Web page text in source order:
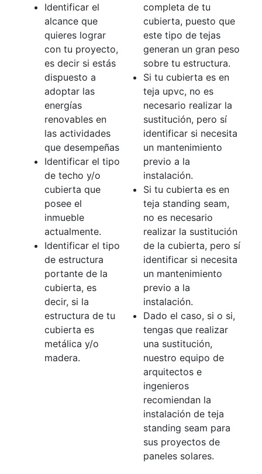
Identificar el
alcance que
quieres lograr
con tu proyecto,
es decir si estás
dispuesto a
adoptar las
energías
renovables en
las actividades
que desempeñas
Identificar el tipo
de techo y/o
cubierta que
posee el
inmueble
actualmente.
Identificar el tipo
de estructura
portante de la
cubierta, es
decir, si la
estructura de tu
cubierta es
metálica y/o
madera.
completa de tu
cubierta, puesto que
este tipo de tejas
generan un gran peso
sobre tu estructura.
Si tu cubierta es en
teja upvc, no es
necesario realizar la
sustitución, pero sí
identificar si necesita
un mantenimiento
previo a la
instalación.
Si tu cubierta es en
teja standing seam,
no es necesario
realizar la sustitución
de la cubierta, pero sí
identificar si necesita
un mantenimiento
previo a la
instalación.
Dado el caso, si o si,
tengas que realizar
una sustitución,
nuestro equipo de
arquitectos e
ingenieros
recomiendan la
instalación de teja
standing seam para
sus proyectos de
paneles solares.